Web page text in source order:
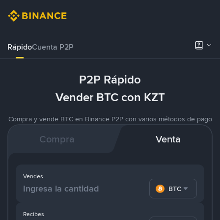
RápidoCuenta P2P
P2P Rápido
Vender BTC con KZT
Compra y vende BTC en Binance P2P con varios métodos de pago
Compra Venta
Recibes
Vendes
BTC